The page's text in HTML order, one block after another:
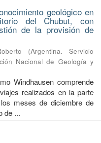
geológico en
del Chubut, con
de la provisión de
(Argentina. Servicio
Nacional de Geología y
Windhausen comprende
realizados en la parte
meses de diciembre de
de ...